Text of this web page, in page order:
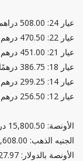
عيار 24: 508.00 دراهم
عيار 22: 470.50 درهم
عيار 21: 451.00 درهم
عيار 18: 386.75 درهمًا
عيار 14: 299.25 درهم
عيار 12: 256.50 درهم
الأونصة: 15,800.50 درهم
الجنيه الذهب: 3,608.00 درهم
الأونصة بالدولار: 4,227.97 دولار